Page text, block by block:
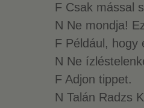
F Csak mással
N Ne mondja!
F Például, hogy
N Ne
F Adjon tippet.
N Talán Radzs